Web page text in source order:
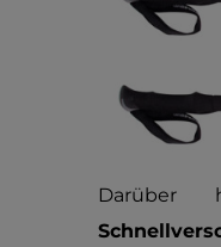
Darüber